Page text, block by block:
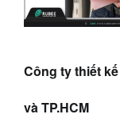
Công ty thiết
và TP.HCM